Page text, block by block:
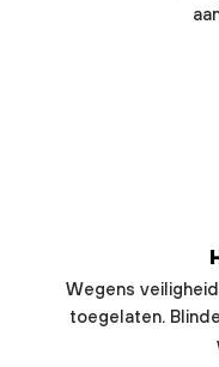
Wegens
toegelaten.